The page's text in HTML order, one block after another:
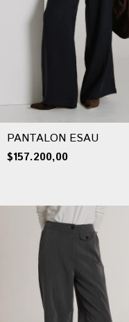
PANTALON ESAU
$157.200,00